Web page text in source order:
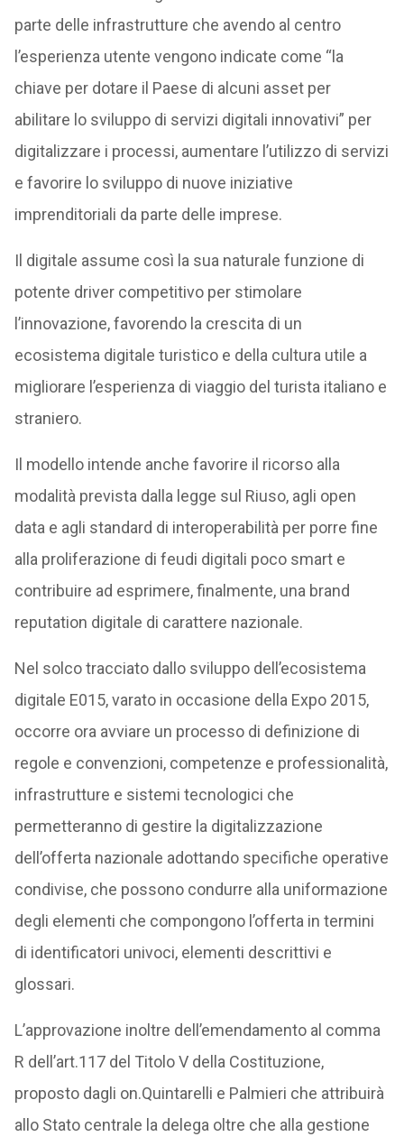
parte delle infrastrutture che avendo al centro
l’esperienza utente vengono indicate come “la
chiave per dotare il Paese di alcuni asset per
abilitare lo sviluppo di servizi digitali innovativi” per
digitalizzare i processi, aumentare l’utilizzo di servizi
e favorire lo sviluppo di nuove iniziative
imprenditoriali da parte delle imprese.
Il digitale assume così la sua naturale funzione di
potente driver competitivo per stimolare
l’innovazione, favorendo la crescita di un
ecosistema digitale turistico e della cultura utile a
migliorare l’esperienza di viaggio del turista italiano e
straniero.
Il modello intende anche favorire il ricorso alla
modalità prevista dalla legge sul Riuso, agli open
data e agli standard di interoperabilità per porre fine
alla proliferazione di feudi digitali poco smart e
contribuire ad esprimere, finalmente, una brand
reputation digitale di carattere nazionale.
Nel solco tracciato dallo sviluppo dell’ecosistema
digitale E015, varato in occasione della Expo 2015,
occorre ora avviare un processo di definizione di
regole e convenzioni, competenze e professionalità,
infrastrutture e sistemi tecnologici che
permetteranno di gestire la digitalizzazione
dell’offerta nazionale adottando specifiche operative
condivise, che possono condurre alla uniformazione
degli elementi che compongono l’offerta in termini
di identificatori univoci, elementi descrittivi e
glossari.
L’approvazione inoltre dell’emendamento al comma
R dell’art.117 del Titolo V della Costituzione,
proposto dagli on.Quintarelli e Palmieri che attribuirà
allo Stato centrale la delega oltre che alla gestione